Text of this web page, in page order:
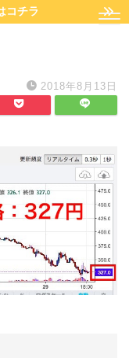
コチラ
2018年8月13日